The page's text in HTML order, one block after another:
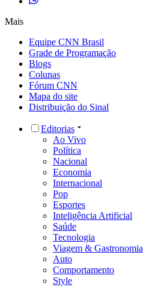
Mais
Equipe CNN Brasil
Grade de Programação
Blogs
Colunas
Fórum CNN
Mapa do site
Distribuição do Sinal
Editorias
Ao Vivo
Política
Nacional
Economia
Internacional
Pop
Esportes
Inteligência Artificial
Saúde
Tecnologia
Viagem & Gastronomia
Auto
Comportamento
Style